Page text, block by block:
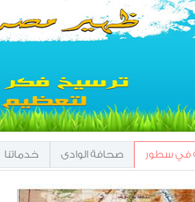
في سطور صحافة الوادى خدماتنا